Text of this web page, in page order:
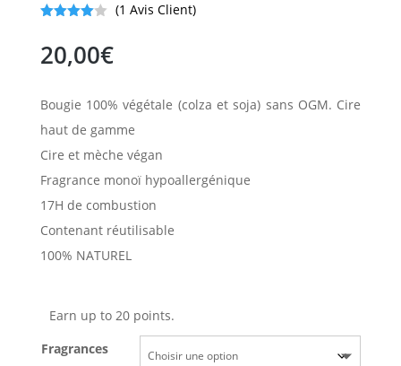
basé
sur
(1 Avis Client)
20,00€
Bougie 100% végétale (colza et soja) sans OGM. Cire
haut de gamme
Cire et mèche végan
Fragrance monoï hypoallergénique
17H de combustion
Contenant réutilisable
100% NATUREL
Earn up to 20 points.
Fragrances